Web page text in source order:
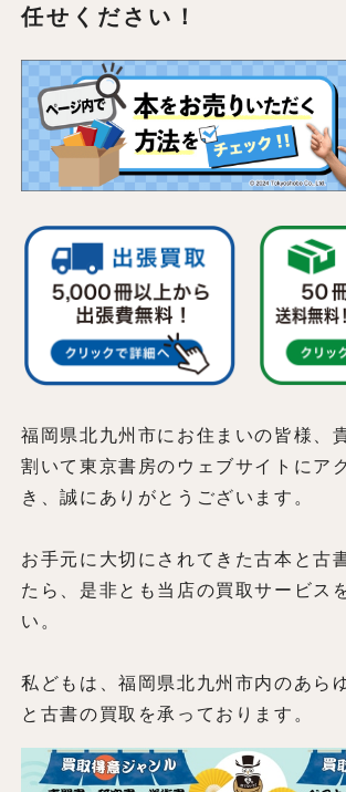
任せください！
福岡県北九州市にお住まいの皆様、
割いて東京書房のウェブサイトにア
き、誠にありがとうございます。
お手元に大切にされてきた古本と古
たら、是非とも当店の買取サービス
い。
私どもは、福岡県北九州市内のあら
と古書の買取を承っております。